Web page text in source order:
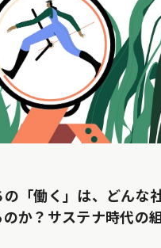
の「働く」は、どんな
か？サステナ時代の